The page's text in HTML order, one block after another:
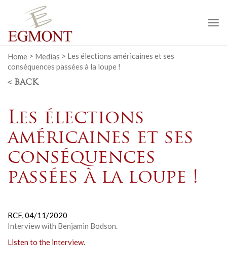
Home > Medias > Les élections américaines et ses
conséquences passées à la loupe !
< BACK
Les élections
américaines et ses
conséquences
passées à la loupe !
RCF,04/11/2020
Interview with Benjamin Bodson.
Listen to the interview.